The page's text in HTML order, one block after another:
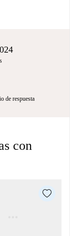
de respuesta
con